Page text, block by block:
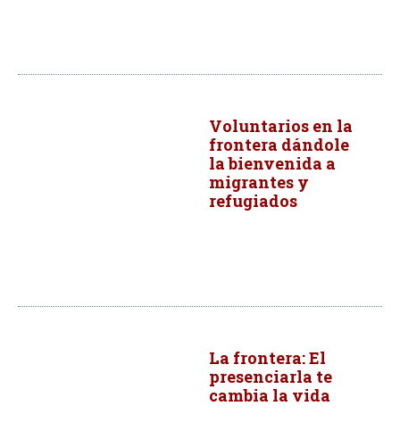
Voluntarios en la
frontera dándole
la bienvenida a
migrantes y
refugiados
La frontera: El
presenciarla te
cambia la vida